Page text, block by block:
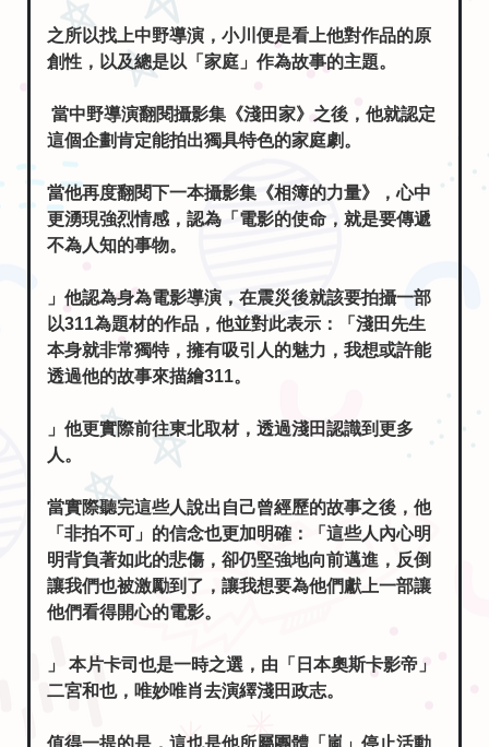
創性，以及總是以「家庭」作為故事的主題。
當中野導演翻閱攝影集《淺田家》之後，他就認定
這個企劃肯定能拍出獨具特色的家庭劇。
當他再度翻閱下一本攝影集《相簿的力量》，心中
更湧現強烈情感，認為「電影的使命，就是要傳遞
不為人知的事物。
」他認為身為電影導演，在震災後就該要拍攝一部
本身就非常獨特，擁有吸引人的魅力，我想或許能
透過他的故事來描繪311。
」他更實際前往東北取材，透過淺田認識到更多
當實際聽完這些人說出自己曾經歷的故事之後，他
「非拍不可」的信念也更加明確：「這些人內心明
明背負著如此的悲傷，卻仍堅強地向前邁進，反倒
讓我們也被激勵到了，讓我想要為他們獻上一部讓
他們看得開心的電影。
」 本片卡司也是一時之選，由「日本奧斯卡影帝」
值得一提的是，這也是他所屬團體「嵐」停止活動